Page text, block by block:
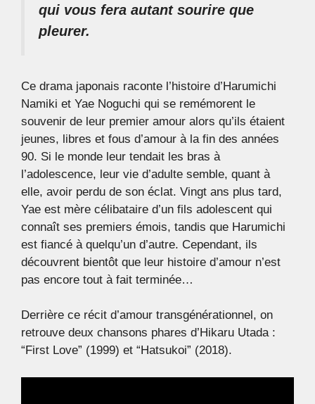
qui vous fera autant sourire que
pleurer.
Ce drama japonais raconte l’histoire d’Harumichi
Namiki et Yae Noguchi qui se remémorent le
souvenir de leur premier amour alors qu’ils étaient
jeunes, libres et fous d’amour à la fin des années
90. Si le monde leur tendait les bras à
l’adolescence, leur vie d’adulte semble, quant à
elle, avoir perdu de son éclat. Vingt ans plus tard,
Yae est mère célibataire d’un fils adolescent qui
connaît ses premiers émois, tandis que Harumichi
est fiancé à quelqu’un d’autre. Cependant, ils
découvrent bientôt que leur histoire d’amour n’est
pas encore tout à fait terminée…
Derrière ce récit d’amour transgénérationnel, on
retrouve deux chansons phares d’Hikaru Utada :
“First Love” (1999) et “Hatsukoi” (2018).